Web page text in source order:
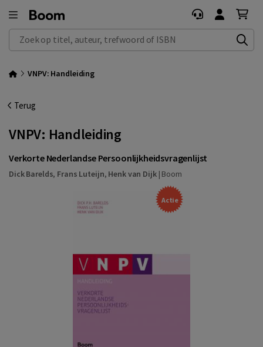
Zoek op titel, auteur, trefwoord of ISBN
VNPV: Handleiding
Terug
VNPV: Handleiding
Verkorte Nederlandse Persoonlijkheidsvragenlijst
Dick Barelds, Frans Luteijn, Henk van Dijk| Boom
Actie